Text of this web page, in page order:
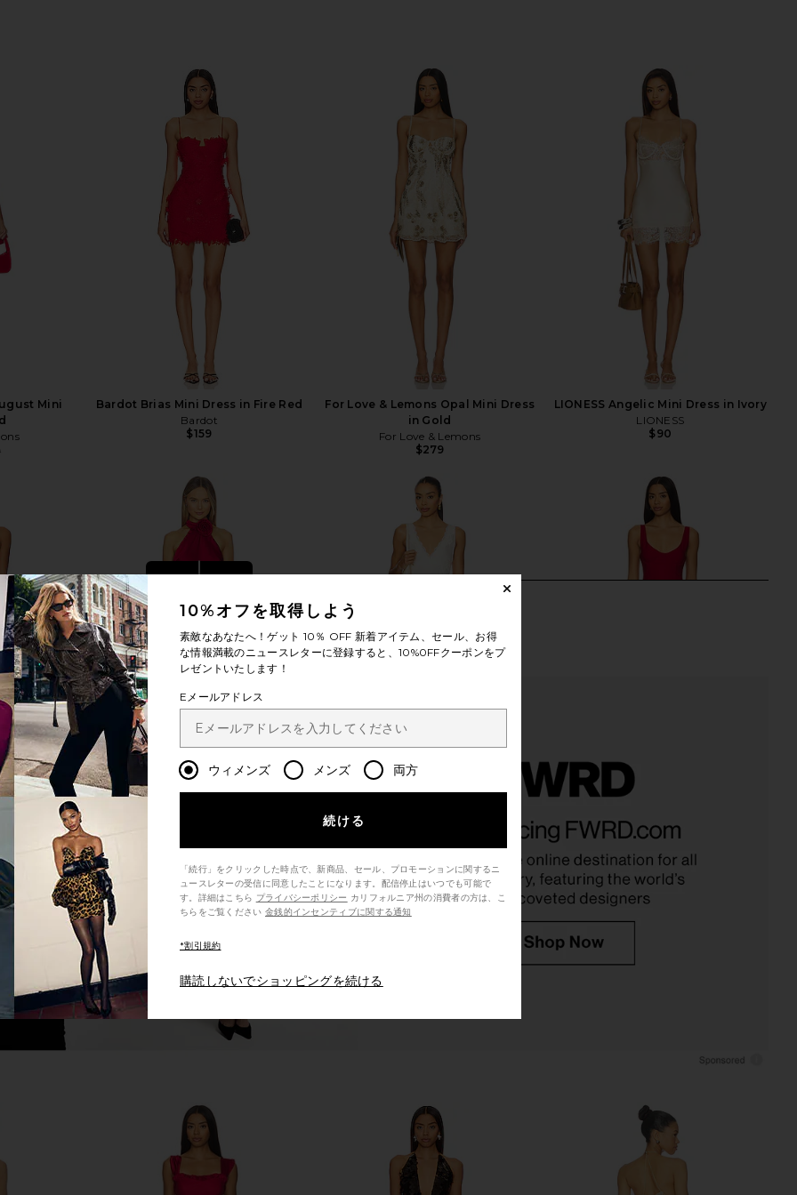
Mini
Bardot Brias Mini Dress in Fire Red
Bardot
$159
For Love & Lemons Opal Mini Dress
in Gold
For Love & Lemons
$279
LIONESS Angelic Mini Dress in Ivory
LIONESS
$90
Mini Dress
Previous price:
$139
NBD
$155
$238
10%オフを取得しよう
素敵なあなたへ！ゲット 10％ OFF 新着アイテム、セール、お得
な情報満載のニュースレターに登録すると、10%0FFクーポンをプ
レゼントいたします！
Eメールアドレス
ウィメンズ メンズ 両方
続ける
「続行」をクリックした時点で、新商品、セール、プロモーションに関するニ
ュースレターの受信に同意したことになります。配信停止はいつでも可能で
す。詳細はこちら プライバシーポリシー
ちらをご覧ください 金銭的インセンティブに関する通知
*割引規約
購読しないでショッピングを続ける